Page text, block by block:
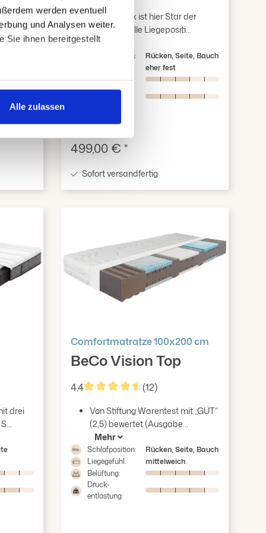
werden eventuell
und Analysen weiter.
Sie ihnen bereitgestellt
oder
willigen Sie in die
ein. Sie können Ihre
Alle zulassen
von 4.82 von 5 Sternen
Ho...
Durchschnittliche Bewertung von 4.84
100 % Latex ist hier Star der
Show: Für alle Liegepositi...
Mehr
Schlafposition:
Rücken, Seite, Bauch
eher fest
Belüftung:
Druck-
Verkaufspreis:
499,00 € *
Sofort versandfertig
drei
Comfortmatratze 100x200 cm
BeCo Vision Top
4,4
(12)
Von Stiftung Warentest mit „GUT“
(2,5) bewertet (Ausgabe...
Mehr
Schlafposition:
Rücken, Seite, Bauch
Liegegefühl:
mittelweich
Belüftung:
Druck-
entlastung: